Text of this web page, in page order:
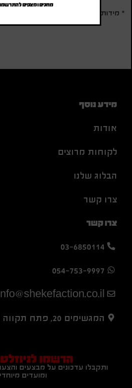
* מידות: 16x26x40 ס"מ
מידע נוסף
אודות
לקוחות מרוצים
הבלוג שלנו
צרו קשר
צרו קשר
03-6850114
054-753-9997
המגשימים 20, פתח תקווה
הרשמו
ותקבלו עדכונים על מבצעים
ומועדים
מחכים ומצפים